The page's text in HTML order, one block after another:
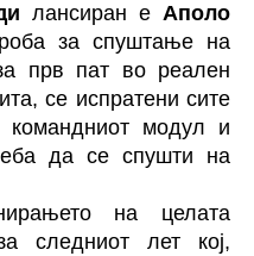
лансиран е Аполо
за спуштање на
прв пат во реален
се испратени сите
командниот модул и
да се спушти на
на целата
следниот лет кој,